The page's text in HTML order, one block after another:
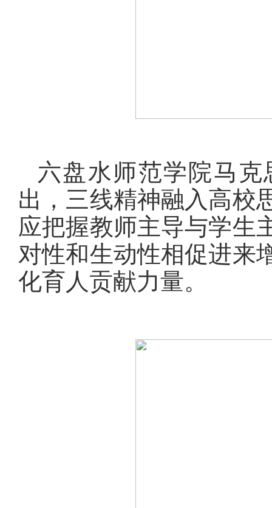
六盘水师范学院马
出，三线精神融入高校
应把握教师主导与学生
对性和生动性相促进来
化育人贡献力量。